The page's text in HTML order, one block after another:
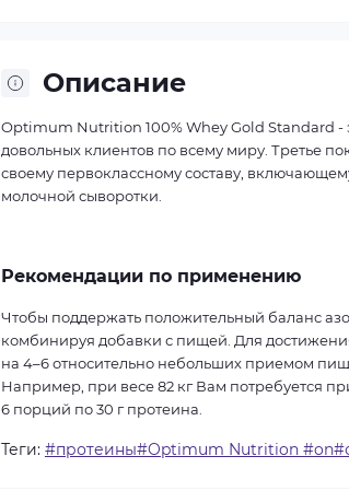
Описание
Optimum Nutrition 100% Whey Gold Standard -
довольных клиентов по всему миру. Третье
своему первоклассному составу,
молочной сыворотки.
Рекомендации по применению
Чтобы поддержать положительный баланс
комбинируя добавки с пищей. Для
на 4–6 относительно небольших приемом
Например, при весе 82 кг Вам потребуется
6 порций по 30 г протеина.
Теги: #протеины#Optimum Nutrition